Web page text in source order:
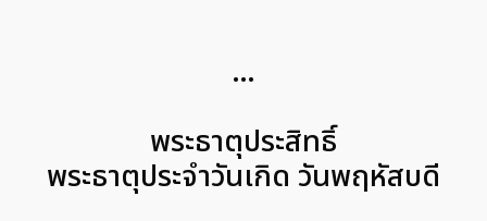
…
พระธาตุประสิทธิ์
พระธาตุประจำวันเกิด วันพฤหัสบดี